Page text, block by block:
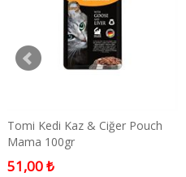
Tomi Kedi Kaz & Ciğer Pouch
Mama 100gr
51,00 ₺